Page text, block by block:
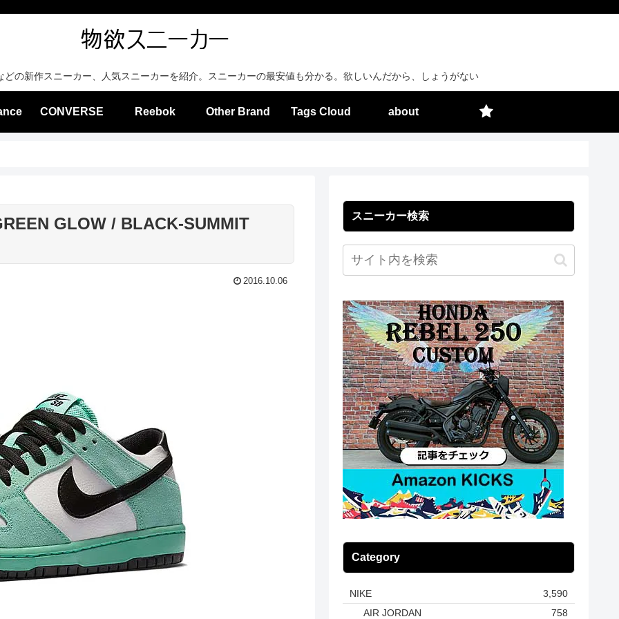
の新作スニーカー、人気スニーカーを紹介。スニーカーの最安値も分かる。欲しいんだから、しょうがない
CONVERSE Reebok Other Brand Tags Cloud about
GLOW / BLACK-SUMMIT
2016.10.06
スニーカー検索
Category
NIKE
3,590
AIR JORDAN
758